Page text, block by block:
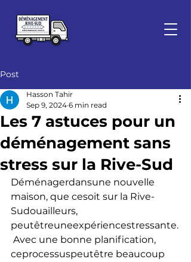
Post
Les 7 astuces pour un
déménagement sans
stress sur la Rive-Sud
Hasson Tahir
Sep 9, 2024 6 min read
Déménagerdansune nouvelle
maison, que cesoit sur la Rive-
Sudouailleurs,
peutêtreuneexpériencestressante.
Avec une bonne planification,
ceprocessuspeutêtre beaucoup